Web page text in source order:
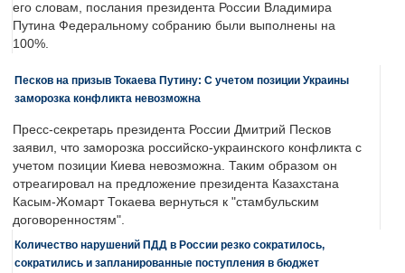
его словам, послания президента России Владимира
Путина Федеральному собранию были выполнены на
100%.
Песков на призыв Токаева Путину: С учетом позиции Украины
заморозка конфликта невозможна
Пресс-секретарь президента России Дмитрий Песков
заявил, что заморозка российско-украинского конфликта с
учетом позиции Киева невозможна. Таким образом он
отреагировал на предложение президента Казахстана
Касым-Жомарт Токаева вернуться к "стамбульским
договоренностям".
Количество нарушений ПДД в России резко сократилось,
сократились и запланированные поступления в бюджет